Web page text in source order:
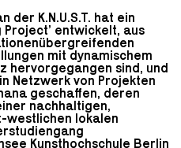
der K.N.U.S.T. hat ein
Project’ entwickelt, aus
mit dynamischem
hervorgegangen sind, und
Netzwerk von Projekten
geschaffen, deren
nachhaltigen,
westlichen lokalen
Kunsthochschule Berlin